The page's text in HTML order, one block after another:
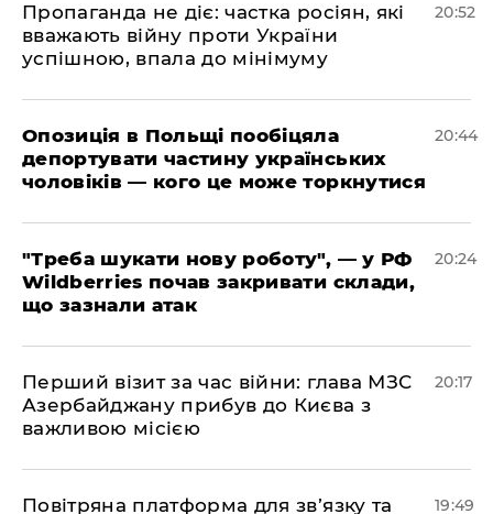
​Пропаганда не діє: частка росіян, які
вважають війну проти України
успішною, впала до мінімуму
20:52
​Опозиція в Польщі пообіцяла
депортувати частину українських
чоловіків — кого це може торкнутися
20:44
​"Треба шукати нову роботу", — у РФ
Wildberries почав закривати склади,
що зазнали атак
20:24
​Перший візит за час війни: глава МЗС
Азербайджану прибув до Києва з
важливою місією
20:17
​Повітряна платформа для зв’язку та 19:49